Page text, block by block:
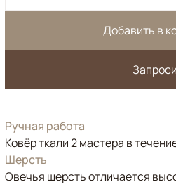
Добавить в
Ручная работа
Ковёр ткали 2 мастера в
Шерсть
Овечья шерсть отличается